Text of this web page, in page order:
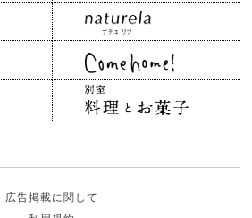
広告掲載に関して